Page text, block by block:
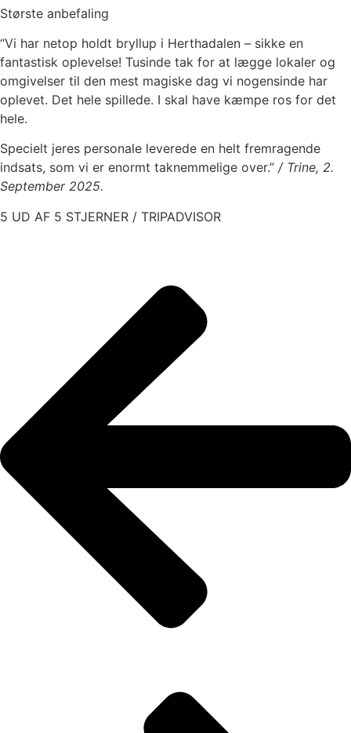
Største anbefaling
“Vi har netop holdt bryllup i Herthadalen – sikke en
fantastisk oplevelse! Tusinde tak for at lægge lokaler og
omgivelser til den mest magiske dag vi nogensinde har
oplevet. Det hele spillede. I skal have kæmpe ros for det
hele.
Specielt jeres personale leverede en helt fremragende
indsats, som vi er enormt taknemmelige over.” / Trine, 2.
September 2025.
5 UD AF 5 STJERNER / TRIPADVISOR